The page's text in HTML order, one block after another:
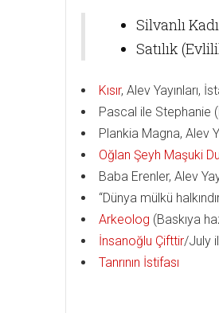
Silvanlı
Satılık
Kısır, Alev Yayınları,
Pascal ile Stephanie
Plankia Magna, Alev
Oğlan Şeyh Maşuki
Baba Erenler, Alev
“Dünya mülkü
Arkeolog (Baskıya
İnsanoğlu Çifttir/July
Tanrının İstifası